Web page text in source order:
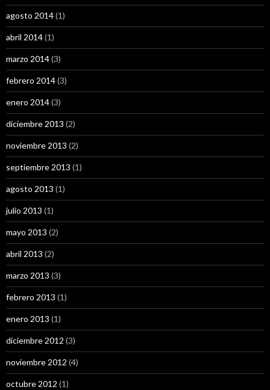
agosto 2014(1)
abril 2014(1)
marzo 2014(3)
febrero 2014(3)
enero 2014(3)
diciembre 2013 (2)
noviembre 2013 (2)
septiembre 2013 (1)
agosto 2013 (1)
julio 2013 (1)
mayo 2013 (2)
abril 2013 (2)
marzo 2013 (3)
febrero 2013 (1)
enero 2013 (1)
diciembre 2012 (3)
noviembre 2012 (4)
octubre 2012 (1)